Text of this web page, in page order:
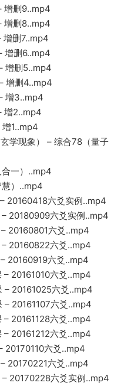
增删9..mp4
增删8..mp4
增删7..mp4
增删6..mp4
增删5..mp4
增删4..mp4
增3..mp4
增2..mp4
1..mp4
学现象） – 综合78（量子
一）..mp4
）..mp4
20160418六爻实例..mp4
20180909六爻实例..mp4
20160801六爻..mp4
20160822六爻..mp4
20160919六爻..mp4
– 20161010六爻..mp4
– 20161025六爻..mp4
– 20161107六爻..mp4
– 20161128六爻..mp4
– 20161212六爻..mp4
20170110六爻..mp4
20170221六爻..mp4
20170228六爻实例..mp4